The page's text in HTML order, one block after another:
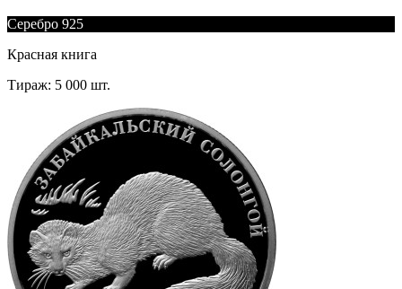
Серебро 925
Красная книга
Тираж: 5 000 шт.